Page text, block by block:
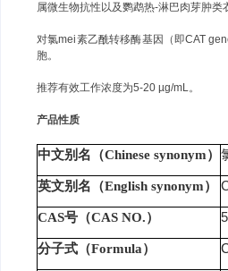
属微生物抗性以及鹦鹉热-淋巴肉芽肿类
对氯mei素乙酰转移酶基因（即CAT
胞。
推荐有效工作浓度为5-20 µg/mL。
产品性质
中文别名（Chinese synonym）
英文别名（English synonym）
CAS号（CAS NO.）
分子式（Formula）